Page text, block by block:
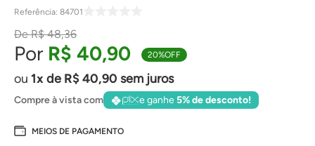
Referência: 84701
R$ 48,36
R$ 40,90 20%OFF
1 de R$40,90 sem juros
Compre à vista com e ganhe5% de desconto!
MEIOS DE PAGAMENTO